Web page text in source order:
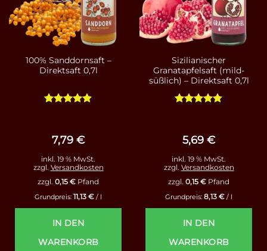
100% Sanddornsaft –
Direktsaft 0,7l
7,79 €
inkl. 19 % MwSt.
zzgl. Versandkosten
zzgl. 0,15 € Pfand
Grundpreis: 11,13 € / l
IN DEN
WARENKORB
Sizilianischer
Granatapfelsaft (mild-
süßlich) – Direktsaft 0,7l
5,69 €
inkl. 19 % MwSt.
zzgl. Versandkosten
zzgl. 0,15 € Pfand
Grundpreis: 8,13 € / l
IN DEN
WARENKORB